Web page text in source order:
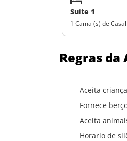
Suíte 1
1 Cama (s) de Casal
Regras da
Aceita
Fornece
Aceita
Horario de